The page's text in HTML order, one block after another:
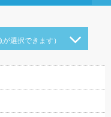
が選択できます）